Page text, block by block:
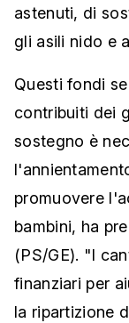
astenuti, di
gli asili nido e
Questi fondi
contribuiti dei
sostegno è
promuovere
bambini, ha
(PS/GE). "I
finanziari per
la ripartizione